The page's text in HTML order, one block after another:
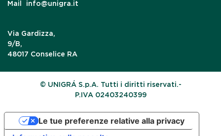
Mail
info@unigra.it
Via Gardizza,
9/B,
48017 Conselice RA
© UNIGRÁ S.p.A. Tutti i diritti riservati.-
P.IVA 02403240399
Le tue preferenze relative alla privacy